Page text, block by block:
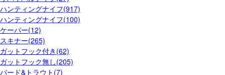
ハンティングナイフ(917)
ハンティングナイフ(100)
ケーパー(12)
スキナー(265)
ガットフック付き(62)
ガットフック無し(205)
バード&トラウト(7)